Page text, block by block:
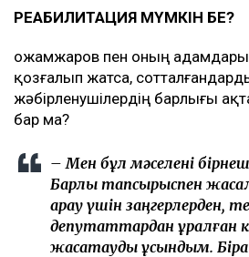
РЕАБИЛИТАЦИЯ МҮМКІН БЕ?
Қожамжаров пен оның
қозғалып жатса,
жәбірленушілердің барлығы
бар ма?
– Мен бұл мәселені
Барлық тапсырыспен
қарау үшін заңгерлерден,
депутаттардан құралған
жасақтауды ұсындым. Бірақ